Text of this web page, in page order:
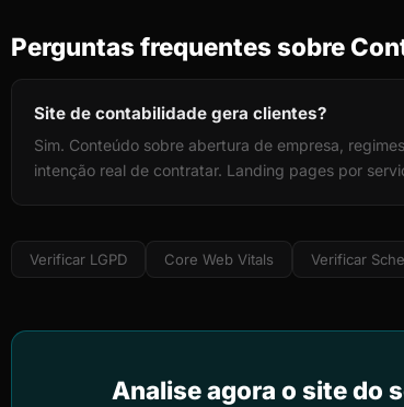
Perguntas frequentes sobre
Site de contabilidade gera clientes?
Sim. Conteúdo sobre abertura de empresa,
intenção real de contratar. Landing pages por
Verificar LGPD Core Web Vitals Verificar
Analise agora o site do